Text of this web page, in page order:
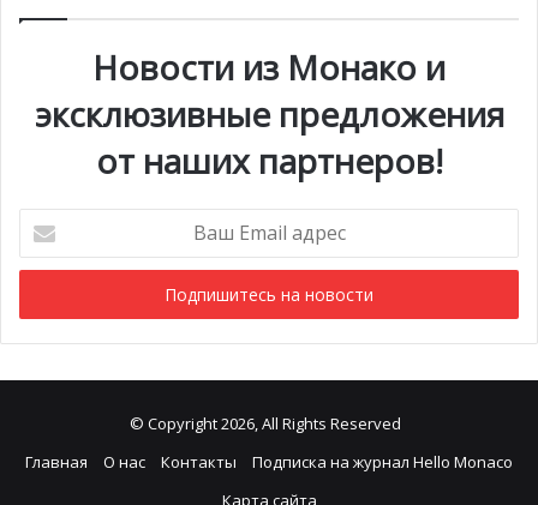
Новости из Монако и
эксклюзивные предложения
от наших партнеров!
Email
адрес
© Copyright 2026, All Rights Reserved
Главная
О нас Контакты
Подписка на журнал Hello Monaco
Карта сайта